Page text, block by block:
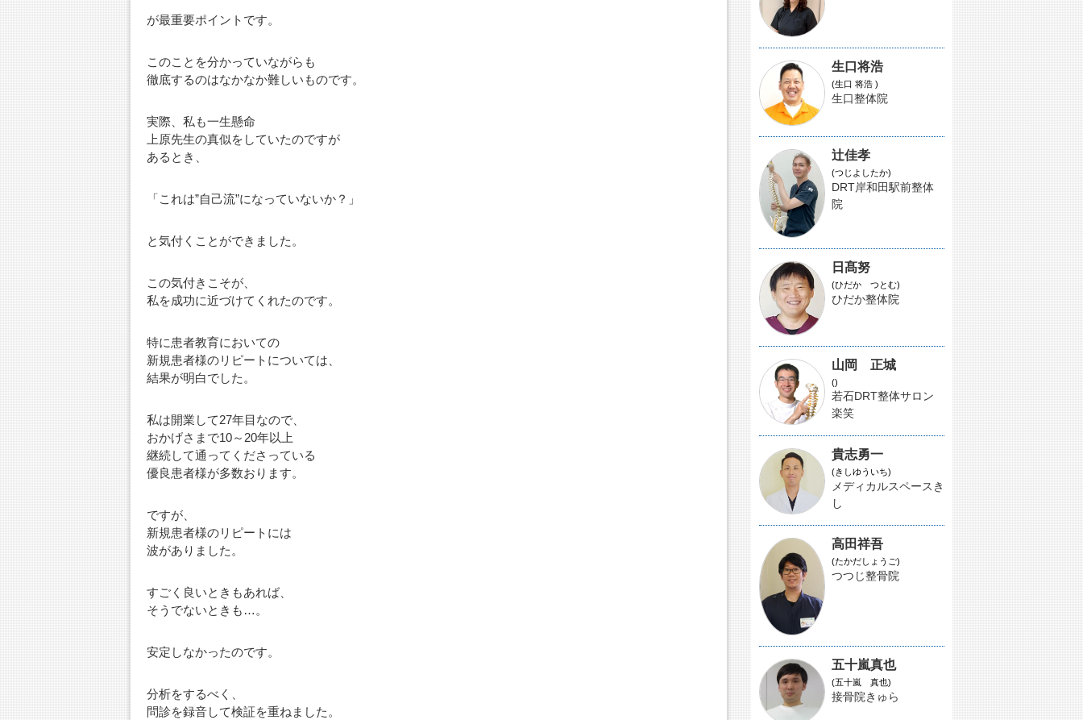
が最重要ポイントです。
このことを分かっていながらも
徹底するのはなかなか難しいものです。
実際、私も一生懸命
上原先生の真似をしていたのですが
あるとき、
「これは”自己流”になっていないか？」
と気付くことができました。
この気付きこそが、
私を成功に近づけてくれたのです。
特に患者教育においての
新規患者様のリピートについては、
結果が明白でした。
私は開業して27年目なので、
おかげさまで10～20年以上
継続して通ってくださっている
優良患者様が多数おります。
ですが、
新規患者様のリピートには
波がありました。
すごく良いときもあれば、
そうでないときも…。
安定しなかったのです。
分析をするべく、
問診を録音して検証を重ねました。
生口将浩
(生口 将浩 )
生口整体院
辻佳孝
(つじよしたか)
DRT岸和田駅前整体
院
日髙努
(ひだか つとむ)
ひだか整体院
山岡 正城
()
若石DRT整体サロン
楽笑
貴志勇一
(きしゆういち)
メディカルスペースき
し
高田祥吾
(たかだしょうご)
つつじ整骨院
五十嵐真也
(五十嵐 真也)
接骨院きゅら